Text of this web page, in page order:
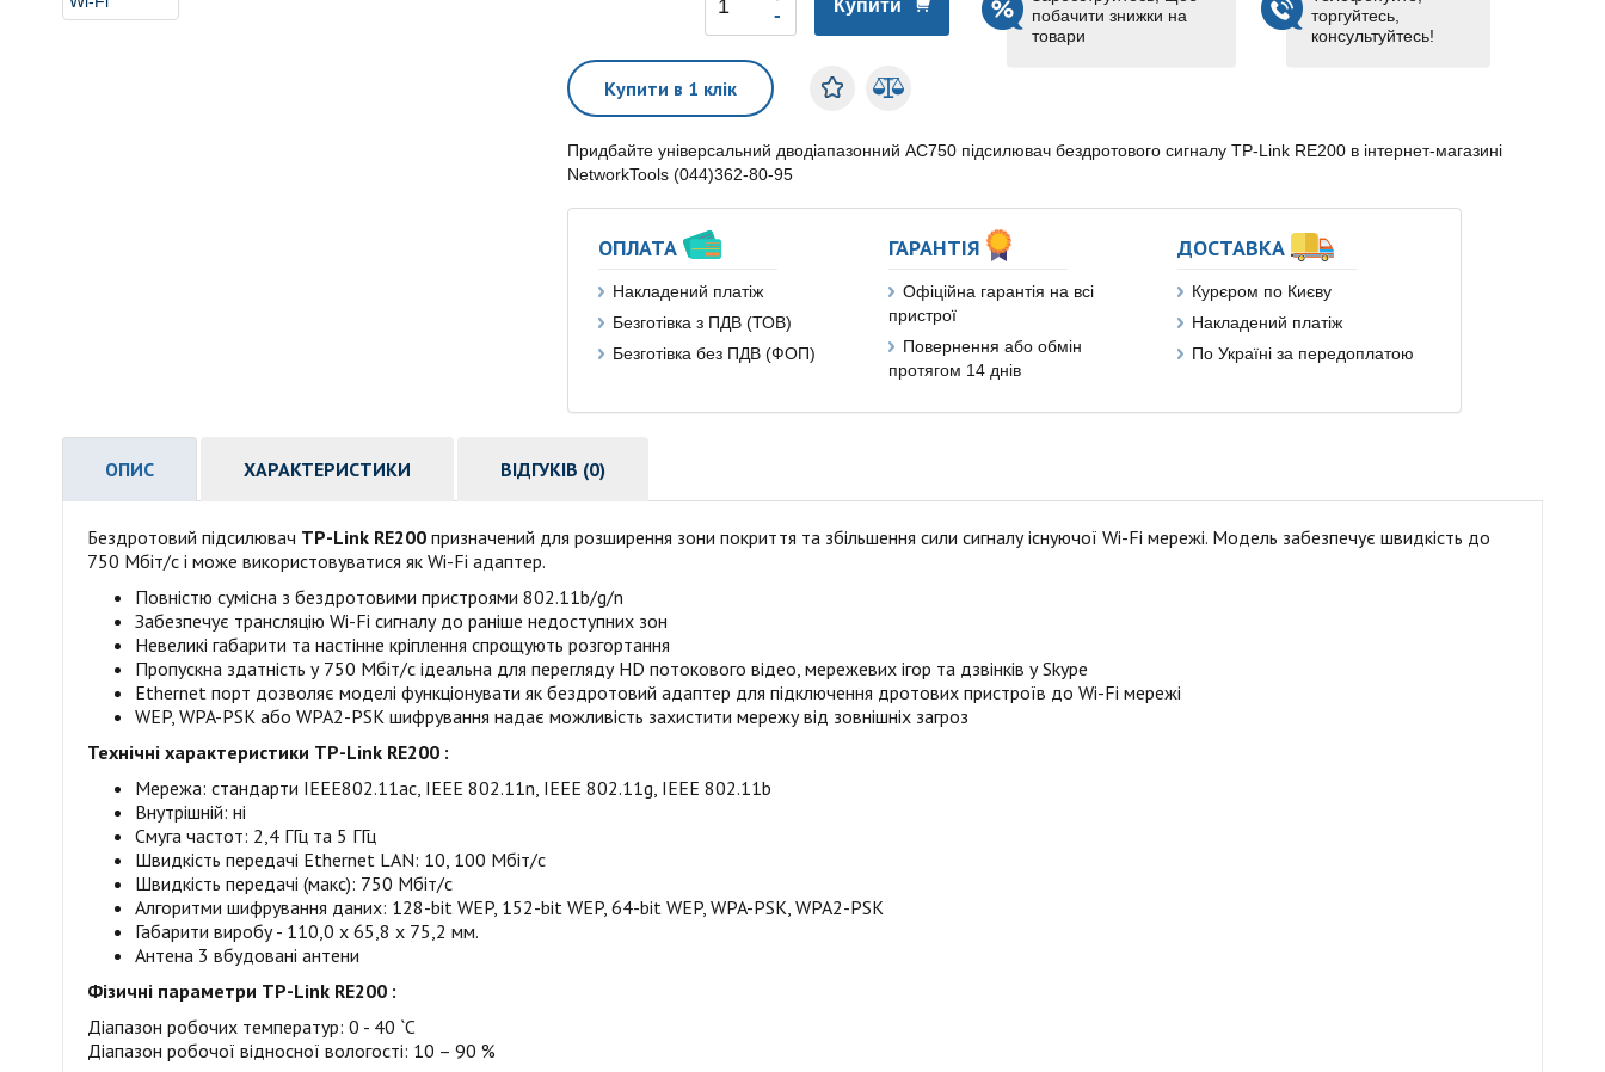
Купити
Купити в 1 клік
побачити знижки на
товари
торгуйтесь,
консультуйтесь!
Придбайте універсальний дводіапазонний AC750 підсилювач бездротового сигналу TP-Link RE200 в інтернет-магазині
NetworkTools (044)362-80-95
ОПЛАТА
Накладений платіж
Безготівка з ПДВ (ТОВ)
Безготівка без ПДВ (ФОП)
ГАРАНТІЯ
Офіційна гарантія на всі
пристрої
Повернення або обмін
протягом 14 днів
ДОСТАВКА
Курєром по Києву
Накладений платіж
По Україні за передоплатою
ОПИС ХАРАКТЕРИСТИКИ ВІДГУКІВ (0)
Бездротовий підсилювач TP-Link RE200 призначений для розширення зони покриття та збільшення сили сигналу існуючої Wi-Fi мережі. Модель забезпечує швидкість до
750 Мбіт/с і може використовуватися як Wi-Fi адаптер.
Повністю сумісна з бездротовими пристроями 802.11b/g/n
Забезпечує трансляцію Wi-Fi сигналу до раніше недоступних зон
Невеликі габарити та настінне кріплення спрощують розгортання
Пропускна здатність у 750 Мбіт/с ідеальна для перегляду HD потокового відео, мережевих ігор та дзвінків у Skype
Ethernet порт дозволяє моделі функціонувати як бездротовий адаптер для підключення дротових пристроїв до Wi-Fi мережі
WEP, WPA-PSK або WPA2-PSK шифрування надає можливість захистити мережу від зовнішніх загроз
Технічні характеристики TP-Link RE200 :
Мережа: стандарти IEEE802.11ac, IEEE 802.11n, IEEE 802.11g, IEEE 802.11b
Внутрішній: ні
Смуга частот: 2,4 ГГц та 5 ГГц
Швидкість передачі Ethernet LAN: 10, 100 Мбіт/с
Швидкість передачі (макс): 750 Мбіт/с
Алгоритми шифрування даних: 128-bit WEP, 152-bit WEP, 64-bit WEP, WPA-PSK, WPA2-PSK
Габарити виробу - 110,0 x 65,8 x 75,2 мм.
Антена 3 вбудовані антени
Фізичні параметри TP-Link RE200 :
Діапазон робочих температур: 0 - 40 `C
Діапазон робочої відносної вологості: 10 – 90 %